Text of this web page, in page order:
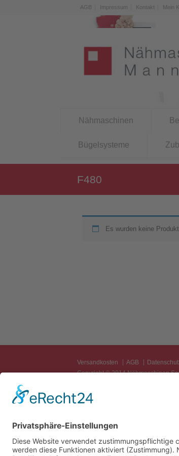
AGB Impressum Kontakt Mein
Nähmaschinen
Bügelsysteme
F480
Es wurden keine
Versandkosten AGB
Copyright © 2014 Nähmaschinen